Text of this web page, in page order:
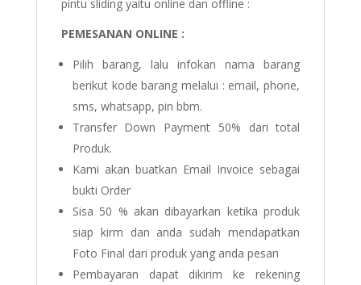
pintu sliding yaitu online dan offline :
PEMESANAN ONLINE :
Pilih barang, lalu infokan nama barang
berikut kode barang melalui : email, phone,
sms, whatsapp, pin bbm.
Transfer Down Payment 50% dari total
Produk.
Kami akan buatkan Email Invoice sebagai
bukti Order
Sisa 50 % akan dibayarkan ketika produk
siap kirm dan anda sudah mendapatkan
Foto Final dari produk yang anda pesan
Pembayaran dapat dikirim ke rekening